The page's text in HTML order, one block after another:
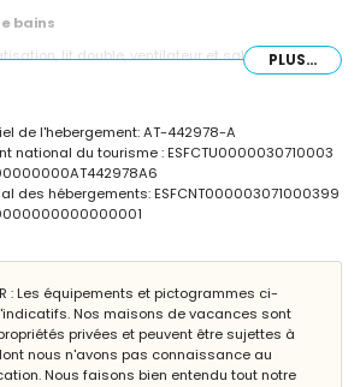
bains
lit double, ventilateur et salle de bains en
avec double lavabo, baignoire/douche
lavabo, douche et toilette
de rein mesurant 8m x 4m et 2m de
de jardin avec chaises longues
PLUS...
de l'hebergement: AT-442978-A
national du tourisme : ESFCTU0000030710003
des hébergements: ESFCNT000003071000399
: Les équipements et pictogrammes ci-
Nos maisons de vacances sont
privées et peuvent être sujettes à
nous n'avons pas connaissance au
Nous faisons bien entendu tout notre